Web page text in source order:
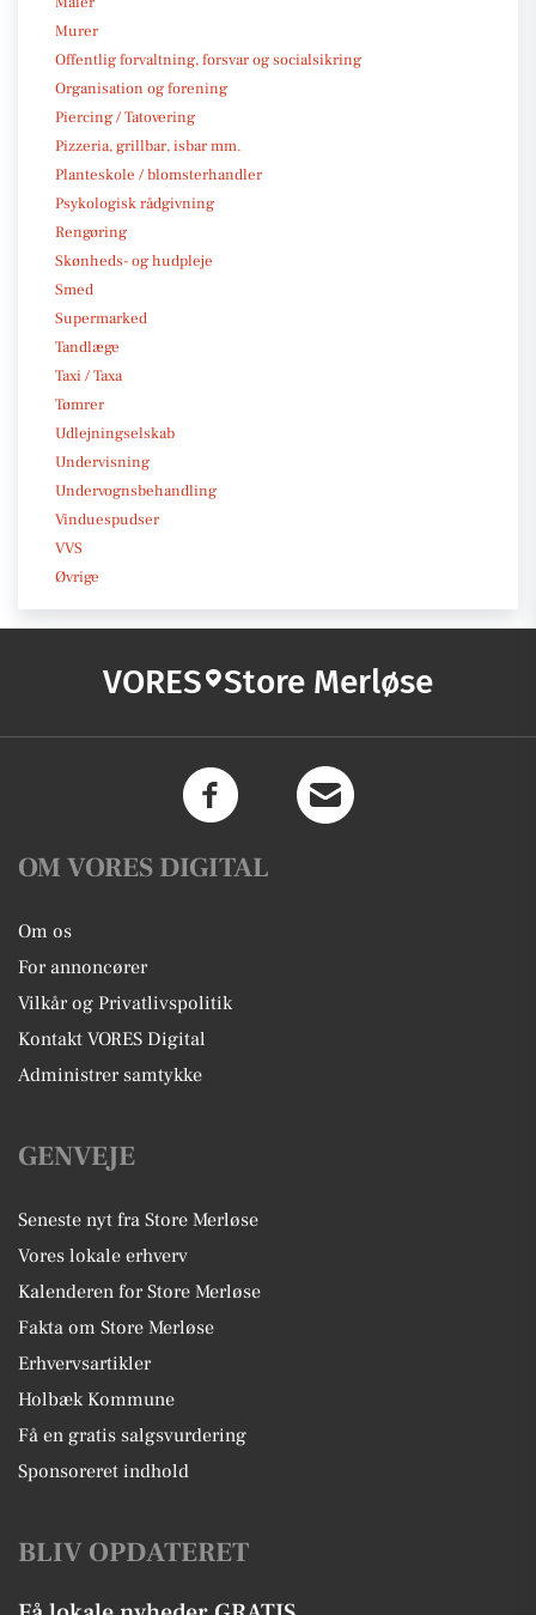
Murer
Offentlig forvaltning, forsvar og socialsikring
Organisation og forening
Piercing / Tatovering
Pizzeria, grillbar, isbar mm.
Planteskole / blomsterhandler
Psykologisk rådgivning
Rengøring
Skønheds- og hudpleje
Smed
Supermarked
Tandlæge
Taxi / Taxa
Tømrer
Udlejningselskab
Undervisning
Undervognsbehandling
Vinduespudser
VVS
Øvrige
VORES Store Merløse
OM VORES DIGITAL
Om os
For annoncører
Vilkår og Privatlivspolitik
Kontakt VORES Digital
Administrer samtykke
GENVEJE
Seneste nyt fra Store Merløse
Vores lokale erhverv
Kalenderen for Store Merløse
Fakta om Store Merløse
Erhvervsartikler
Holbæk Kommune
Få en gratis salgsvurdering
Sponsoreret indhold
BLIV OPDATERET